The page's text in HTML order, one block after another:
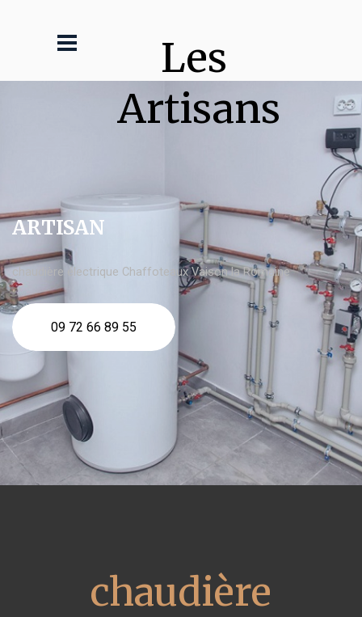
Les
Artisans
ARTISAN
chaudière électrique Chaffoteaux Vaison la Romaine
09 72 66 89 55
chaudière